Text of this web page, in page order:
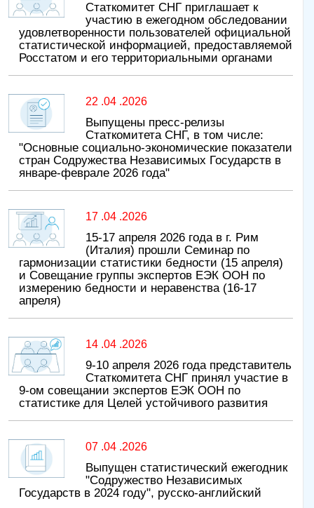
Статкомитет СНГ приглашает к
участию в ежегодном обследовании
удовлетворенности пользователей официальной
статистической информацией, предоставляемой
Росстатом и его территориальными органами
22 .04 .2026
Выпущены пресс-релизы
Статкомитета СНГ, в том числе:
"Основные социально-экономические показатели
стран Содружества Независимых Государств в
январе-феврале 2026 года"
17 .04 .2026
15-17 апреля 2026 года в г. Рим
(Италия) прошли Семинар по
гармонизации статистики бедности (15 апреля)
и Совещание группы экспертов ЕЭК ООН по
измерению бедности и неравенства (16-17
апреля)
14 .04 .2026
9-10 апреля 2026 года представитель
Статкомитета СНГ принял участие в
9-ом совещании экспертов ЕЭК ООН по
статистике для Целей устойчивого развития
07 .04 .2026
Выпущен статистический ежегодник
"Содружество Независимых
Государств в 2024 году", русско-английский